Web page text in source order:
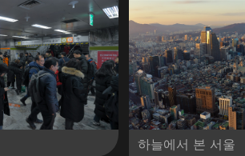
하늘에서 본 서울